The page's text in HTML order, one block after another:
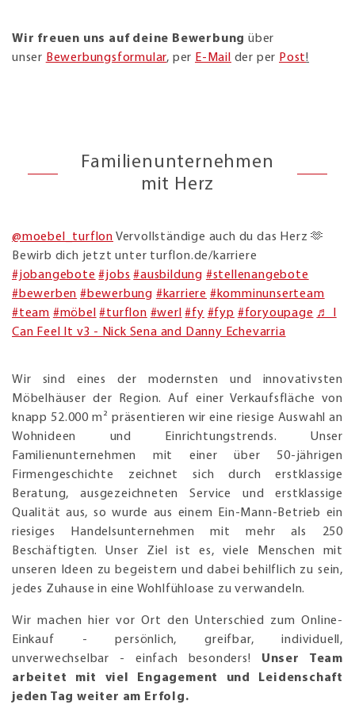
Wir freuen uns auf deine Bewerbung über
unser Bewerbungsformular, per E-Mail der per Post!
Familienunternehmen
mit Herz
Wir sind eines der modernsten und innovativsten
Möbelhäuser der Region. Auf einer Verkaufsfläche von
knapp 52.000 m² präsentieren wir eine riesige Auswahl an
Wohnideen und Einrichtungstrends. Unser
Familienunternehmen mit einer über 50-jährigen
Firmengeschichte zeichnet sich durch erstklassige
Beratung, ausgezeichneten Service und erstklassige
Qualität aus, so wurde aus einem Ein-Mann-Betrieb ein
riesiges Handelsunternehmen mit mehr als 250
Beschäftigten. Unser Ziel ist es, viele Menschen mit
unseren Ideen zu begeistern und dabei behilflich zu sein,
jedes Zuhause in eine Wohlfühloase zu verwandeln.
Wir machen hier vor Ort den Unterschied zum Online-
Einkauf - persönlich, greifbar, individuell,
unverwechselbar - einfach besonders! Unser Team
arbeitet mit viel Engagement und Leidenschaft
jeden Tag weiter am Erfolg.
@moebel_turflon Vervollständige auch du das Herz 🫶
Bewirb dich jetzt unter turflon.de/karriere
#jobangebote #jobs #ausbildung #stellenangebote
#bewerben #bewerbung #karriere #komminunserteam
#team #möbel #turflon #werl #fy #fyp #foryoupage ♬ I
Can Feel It v3 - Nick Sena and Danny Echevarria